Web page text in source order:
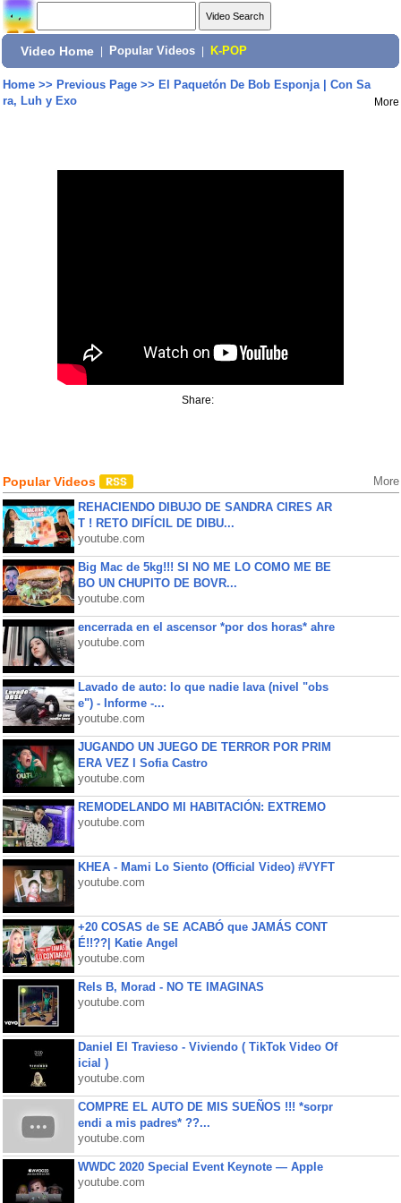
Video Home Popular Videos K-POP
Home>> Previous Page>> El Paquetón De Bob Esponja | Con Sa
ra, Luh y Exo
More
Share:
Popular Videos More
REHACIENDO DIBUJO DE SANDRA CIRES AR
T ! RETO DIFÍCIL DE DIBU...
youtube.com
Big Mac de 5kg!!! SI NO ME LO COMO ME BE
BO UN CHUPITO DE BOVR...
youtube.com
encerrada en el ascensor *por dos horas* ahre
youtube.com
Lavado de auto: lo que nadie lava (nivel "obs
e") - Informe -...
youtube.com
JUGANDO UN JUEGO DE TERROR POR PRIM
ERA VEZ l Sofia Castro
youtube.com
REMODELANDO MI HABITACIÓN: EXTREMO
youtube.com
KHEA - Mami Lo Siento (Official Video) #VYFT
youtube.com
+20 COSAS de SE ACABÓ que JAMÁS CONT
É!!??| Katie Angel
youtube.com
Rels B, Morad - NO TE IMAGINAS
youtube.com
Daniel El Travieso - Viviendo ( TikTok Video Of
icial )
youtube.com
COMPRE EL AUTO DE MIS SUEÑOS !!! *sorpr
endi a mis padres* ??...
youtube.com
WWDC 2020 Special Event Keynote — Apple
youtube.com